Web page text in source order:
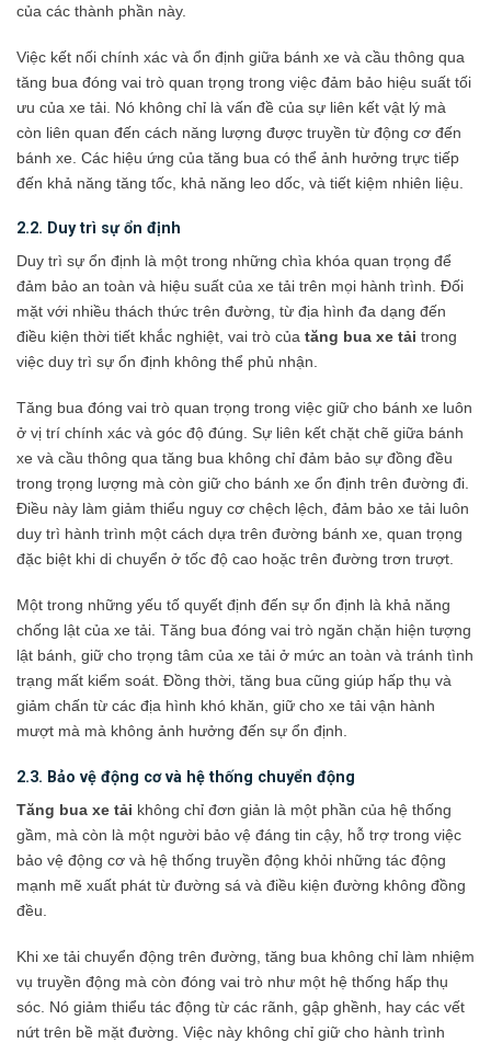
của các thành phần này.
Việc kết nối chính xác và ổn định giữa bánh xe và cầu thông qua
tăng bua đóng vai trò quan trọng trong việc đảm bảo hiệu suất tối
ưu của xe tải. Nó không chỉ là vấn đề của sự liên kết vật lý mà
còn liên quan đến cách năng lượng được truyền từ động cơ đến
bánh xe. Các hiệu ứng của tăng bua có thể ảnh hưởng trực tiếp
đến khả năng tăng tốc, khả năng leo dốc, và tiết kiệm nhiên liệu.
2.2. Duy trì sự ổn định
Duy trì sự ổn định là một trong những chìa khóa quan trọng để
đảm bảo an toàn và hiệu suất của xe tải trên mọi hành trình. Đối
mặt với nhiều thách thức trên đường, từ địa hình đa dạng đến
điều kiện thời tiết khắc nghiệt, vai trò của tăng bua xe tải trong
việc duy trì sự ổn định không thể phủ nhận.
Tăng bua đóng vai trò quan trọng trong việc giữ cho bánh xe luôn
ở vị trí chính xác và góc độ đúng. Sự liên kết chặt chẽ giữa bánh
xe và cầu thông qua tăng bua không chỉ đảm bảo sự đồng đều
trong trọng lượng mà còn giữ cho bánh xe ổn định trên đường đi.
Điều này làm giảm thiểu nguy cơ chệch lệch, đảm bảo xe tải luôn
duy trì hành trình một cách dựa trên đường bánh xe, quan trọng
đặc biệt khi di chuyển ở tốc độ cao hoặc trên đường trơn trượt.
Một trong những yếu tố quyết định đến sự ổn định là khả năng
chống lật của xe tải. Tăng bua đóng vai trò ngăn chặn hiện tượng
lật bánh, giữ cho trọng tâm của xe tải ở mức an toàn và tránh tình
trạng mất kiểm soát. Đồng thời, tăng bua cũng giúp hấp thụ và
giảm chấn từ các địa hình khó khăn, giữ cho xe tải vận hành
mượt mà mà không ảnh hưởng đến sự ổn định.
2.3. Bảo vệ động cơ và hệ thống chuyển động
Tăng bua xe tải không chỉ đơn giản là một phần của hệ thống
gầm, mà còn là một người bảo vệ đáng tin cậy, hỗ trợ trong việc
bảo vệ động cơ và hệ thống truyền động khỏi những tác động
mạnh mẽ xuất phát từ đường sá và điều kiện đường không đồng
đều.
Khi xe tải chuyển động trên đường, tăng bua không chỉ làm nhiệm
vụ truyền động mà còn đóng vai trò như một hệ thống hấp thụ
sóc. Nó giảm thiểu tác động từ các rãnh, gập ghềnh, hay các vết
nứt trên bề mặt đường. Việc này không chỉ giữ cho hành trình